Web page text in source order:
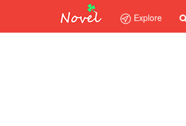
Explore